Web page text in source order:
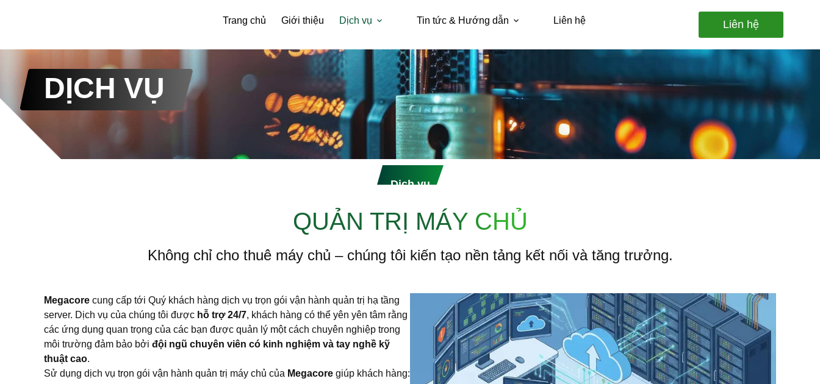
Trang chủ Giới thiệu Dịch vụ Tin tức & Hướng dẫn Liên hệ Liên hệ
DỊCH VỤ
Dịch vụ
QUẢN TRỊ MÁY CHỦ
Không chỉ cho thuê máy chủ – chúng tôi kiến tạo nền tảng kết nối và tăng trưởng.
Megacore cung cấp tới Quý khách hàng dịch vụ trọn gói vận hành quản trị hạ tầng
server. Dịch vụ của chúng tôi được hỗ trợ 24/7, khách hàng có thể yên yên tâm rằng
các ứng dụng quan trọng của các bạn được quản lý một cách chuyên nghiệp trong
môi trường đảm bảo bởi đội ngũ chuyên viên có kinh nghiệm và tay nghề kỹ
thuật cao.
Sử dụng dịch vụ trọn gói vận hành quản trị máy chủ của Megacore giúp khách hàng: